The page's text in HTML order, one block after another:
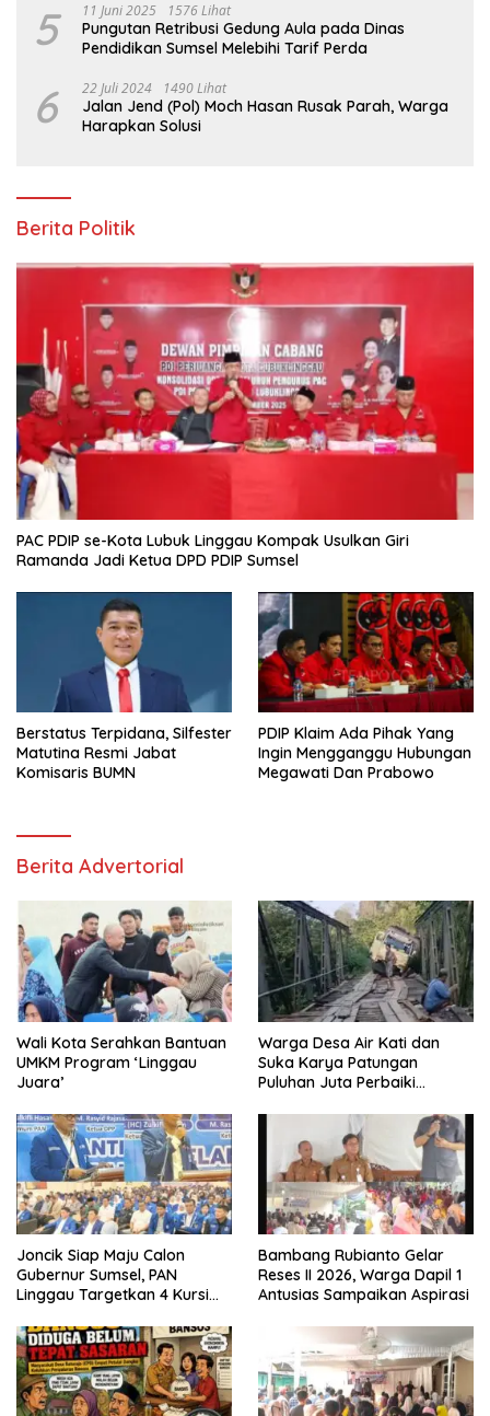
5 11 Juni 2025 1576 Lihat
Pungutan Retribusi Gedung Aula pada Dinas
Pendidikan Sumsel Melebihi Tarif Perda
6 22 Juli 2024 1490 Lihat
Jalan Jend (Pol) Moch Hasan Rusak Parah, Warga
Harapkan Solusi
Berita Politik
PAC PDIP se-Kota Lubuk Linggau Kompak Usulkan Giri
Ramanda Jadi Ketua DPD PDIP Sumsel
Berstatus Terpidana, Silfester
Matutina Resmi Jabat
Komisaris BUMN
PDIP Klaim Ada Pihak Yang
Ingin Mengganggu Hubungan
Megawati Dan Prabowo
Berita Advertorial
Wali Kota Serahkan Bantuan
UMKM Program ‘Linggau
Juara’
Warga Desa Air Kati dan
Suka Karya Patungan
Puluhan Juta Perbaiki
Joncik Siap Maju Calon
Gubernur Sumsel, PAN
Linggau Targetkan 4 Kursi
Bambang Rubianto Gelar
Reses II 2026, Warga Dapil 1
Antusias Sampaikan Aspirasi